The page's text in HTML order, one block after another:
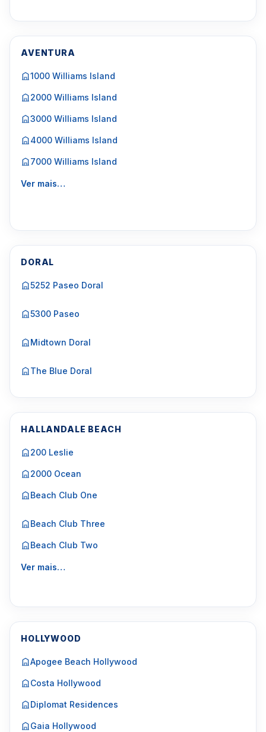
AVENTURA
1000 Williams Island
2000 Williams Island
3000 Williams Island
4000 Williams Island
7000 Williams Island
Ver mais…
DORAL
5252 Paseo Doral
5300 Paseo
Midtown Doral
The Blue Doral
HALLANDALE BEACH
200 Leslie
2000 Ocean
Beach Club One
Beach Club Three
Beach Club Two
Ver mais…
HOLLYWOOD
Apogee Beach Hollywood
Costa Hollywood
Diplomat Residences
Gaia Hollywood